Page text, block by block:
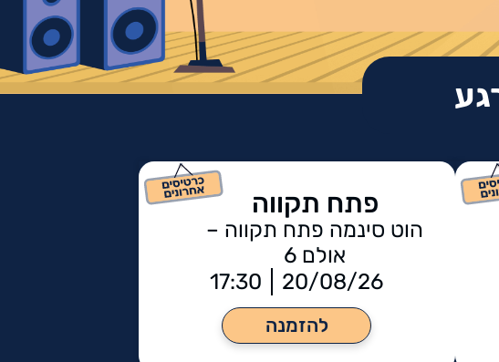
פתח תקווה
הוט סינמה פתח תקווה –
אולם 6
20/08/26
17:30
להזמנה